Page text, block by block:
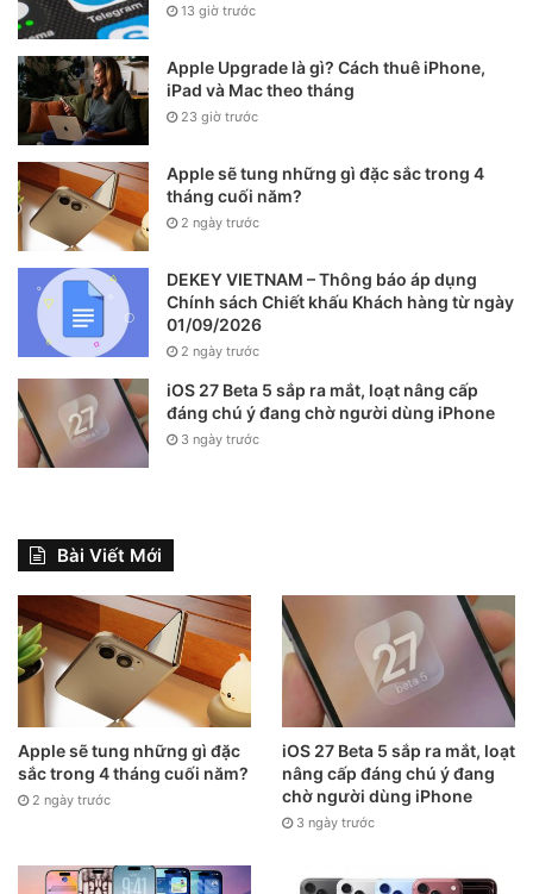
13 giờ trước
Apple Upgrade là gì? Cách thuê iPhone,
iPad và Mac theo tháng
23 giờ trước
Apple sẽ tung những gì đặc sắc trong 4
tháng cuối năm?
2 ngày trước
DEKEY VIETNAM – Thông báo áp dụng
Chính sách Chiết khấu Khách hàng từ ngày
01/09/2026
2 ngày trước
iOS 27 Beta 5 sắp ra mắt, loạt nâng cấp
đáng chú ý đang chờ người dùng iPhone
3 ngày trước
Bài Viết Mới
Apple sẽ tung những gì đặc
sắc trong 4 tháng cuối năm?
2 ngày trước
iOS 27 Beta 5 sắp ra mắt, loạt
nâng cấp đáng chú ý đang
chờ người dùng iPhone
3 ngày trước